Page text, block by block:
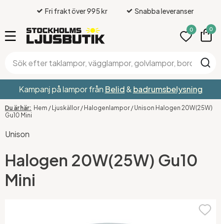
Fri frakt över 995 kr Snabba leveranser
0 0
Kampanj på lampor från Belid& badrumsbelysning
Hem / Ljuskällor / Halogenlampor / Unison Halogen 20W(25W)
Gu10 Mini
Unison
Halogen 20W(25W) Gu10
Mini